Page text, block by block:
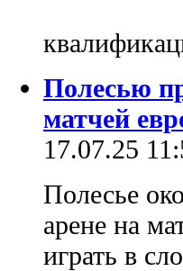
Полесью
матчей
17.07.25
Полесье
арене на
играть в